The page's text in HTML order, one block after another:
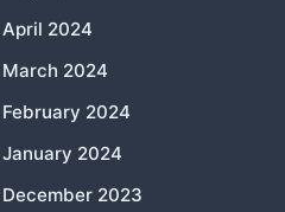
April 2024
March 2024
February 2024
January 2024
December 2023